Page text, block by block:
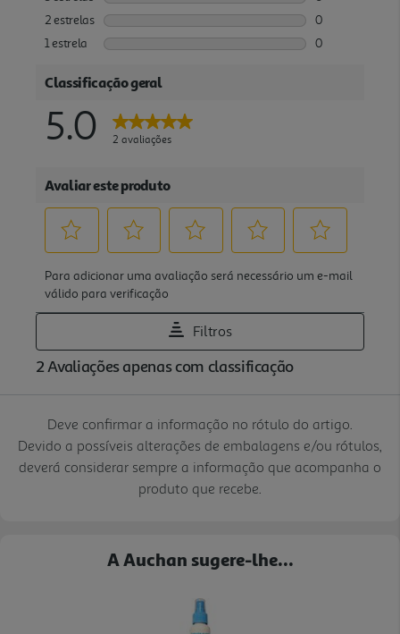
Deve confirmar a informação no rótulo do artigo.
Devido a possíveis alterações de embalagens e/ou rótulos,
deverá considerar sempre a informação que acompanha o
produto que recebe.
A Auchan sugere-lhe...